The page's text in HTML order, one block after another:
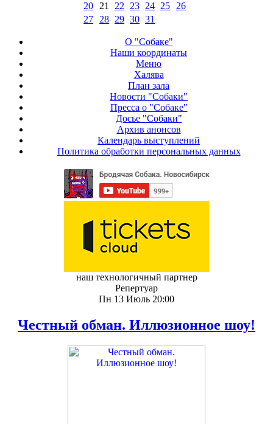
20
21 22 23 24 25
26
27
28 29 30 31
О "Собаке"
Наши координаты
Меню
Халява
План зала
Новости "Собаки"
Пресса о "Собаке"
Досье "Собаки"
Архив анонсов
Календарь выступлений
Политика обработки персональных данных
наш технологичный партнер
Репертуар
Пн 13 Июль 20:00
Честный обман. Иллюзионное шоу!